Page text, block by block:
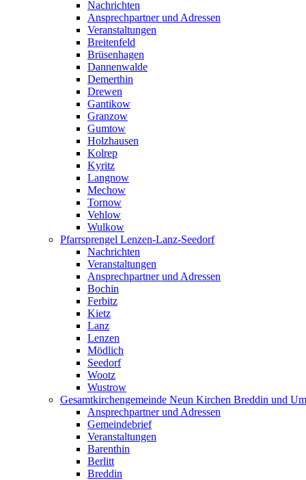
Nachrichten
Ansprechpartner und Adressen
Veranstaltungen
Breitenfeld
Brüsenhagen
Dannenwalde
Demerthin
Drewen
Gantikow
Granzow
Gumtow
Holzhausen
Kolrep
Kyritz
Langnow
Mechow
Tornow
Vehlow
Wulkow
Pfarrsprengel Lenzen-Lanz-Seedorf
Nachrichten
Veranstaltungen
Ansprechpartner und Adressen
Bochin
Ferbitz
Kietz
Lanz
Lenzen
Mödlich
Seedorf
Wootz
Wustrow
Gesamtkirchengemeinde Neun Kirchen Breddin und
Ansprechpartner und Adressen
Gemeindebrief
Veranstaltungen
Barenthin
Berlitt
Breddin